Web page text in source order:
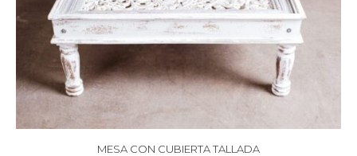
MESA CON CUBIERTA TALLADA